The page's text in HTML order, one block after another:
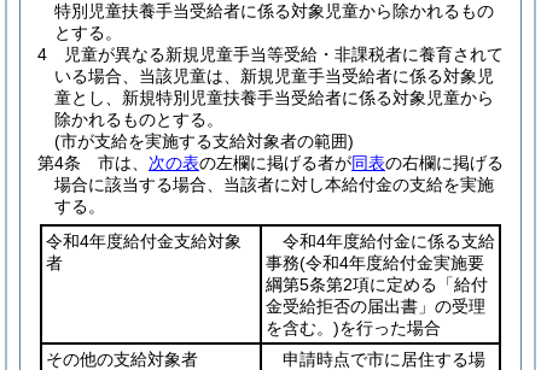
特別児童扶養手当受給者に係る対象児童から除かれるもの
とする。
4
児童が異なる新規児童手当等受給・非課税者に養育されて
いる場合、当該児童は、新規児童手当受給者に係る対象児
童とし、新規特別児童扶養手当受給者に係る対象児童から
除かれるものとする。
(市が支給を実施する支給対象者の範囲)
第4条
市は、 次の表の左欄に掲げる者が同表の右欄に掲げる
場合に該当する場合、当該者に対し本給付金の支給を実施
する。
令和4年度給付金支給対象
者
令和4年度給付金に係る支給
事務(令和4年度給付金実施要
綱第5条第2項に定める「給付
金受給拒否の届出書」の受理
を含む。)を行った場合
その他の支給対象者
申請時点で市に居住する場